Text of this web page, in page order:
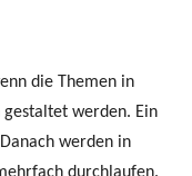
die Themen in
werden. Ein
werden in